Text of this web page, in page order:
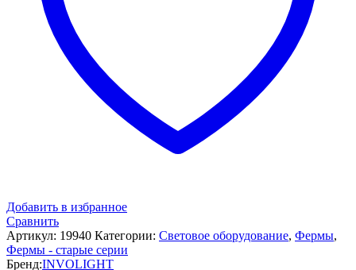
Добавить в избранное
Сравнить
Артикул: 19940 Категории: Световое оборудование, Фермы,
Фермы - старые серии
Бренд:INVOLIGHT